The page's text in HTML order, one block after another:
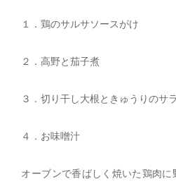
１．鶏のサルサソースがけ
２．高野と茄子煮
３．切り干し大根ときゅうりのサ
４．お味噌汁
オーブンで香ばしく焼いた鶏肉